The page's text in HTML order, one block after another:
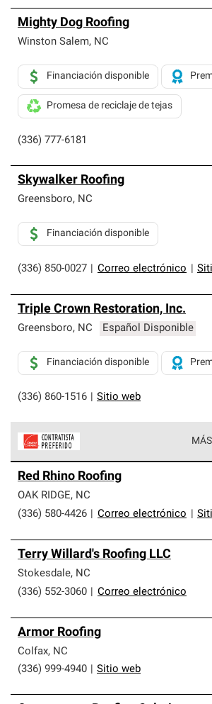
Mighty Dog Roofing
Winston Salem, NC
(336) 777-6181
Financiación disponible
Promesa de reciclaje de tejas
Skywalker Roofing
Greensboro, NC
(336) 850-0027 Correo electrónico
Financiación disponible
Triple Crown Restoration, Inc.
Greensboro, NC Español Disponible
(336) 860-1516 Sitio web
Financiación disponible
parte de una red exclusiva de
que cumplen con altos estándares y
de profesionalismo y confiabilidad.
Red Rhino Roofing
OAK RIDGE, NC
(336) 580-4426
Correo electrónico
Terry Willard's Roofing LLC
Stokesdale, NC
(336) 552-3060
Correo electrónico
Armor Roofing
Colfax, NC
(336) 999-4940
Sitio web